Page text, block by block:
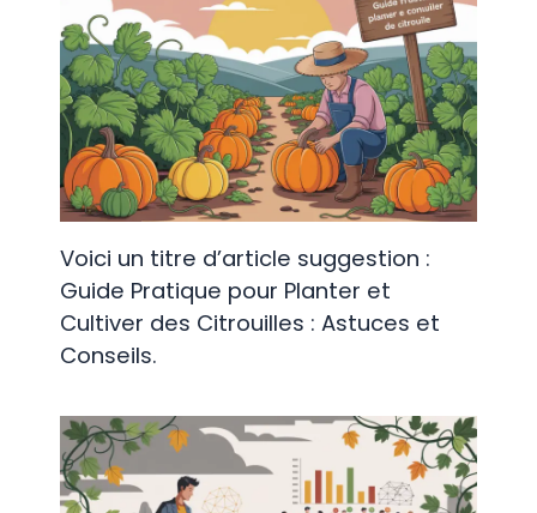
Voici un titre d’article suggestion :
Guide Pratique pour Planter et
Cultiver des Citrouilles : Astuces et
Conseils.